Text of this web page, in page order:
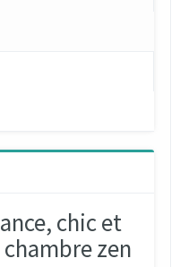
chic et
zen